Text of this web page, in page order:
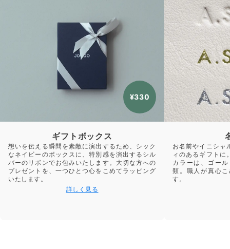
¥330
ギフトボックス
想いを伝える瞬間を素敵に演出するため、シック
なネイビーのボックスに、特別感を演出するシル
バーのリボンでお包みいたします。大切な方への
プレゼントを、一つひとつ心をこめてラッピング
いたします。
詳しく見る
お名前やイニシャ
ィのあるギフトに
カラーは、ゴー
類。職人が真心
す。